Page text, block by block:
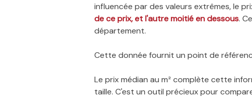
influencée par des valeurs extrêmes, le
de ce prix, et l'autre moitié en dessous.
département.
Cette donnée fournit un point de
Le prix médian au m² complète cette
taille. C'est un outil précieux pour